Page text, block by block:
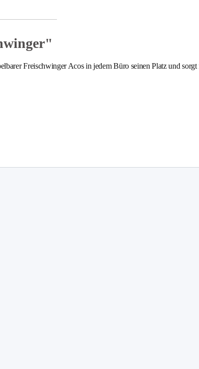
Freischwinger Acos in jedem Büro seinen Platz und